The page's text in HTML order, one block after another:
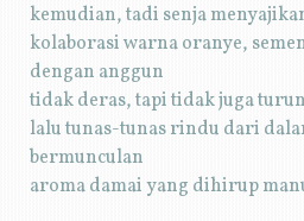
kemudian, tadi senja
kolaborasi warna oranye,
dengan anggun
tidak deras, tapi tidak juga
lalu tunas-tunas rindu dari
bermunculan
aroma damai yang dihirup